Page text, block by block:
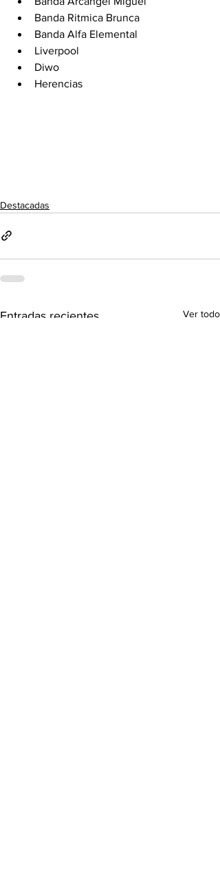
Banda Ritmica Brunca
Banda Alfa Elemental
Liverpool
Diwo
Herencias
Destacadas
Entradas recientes Ver todo